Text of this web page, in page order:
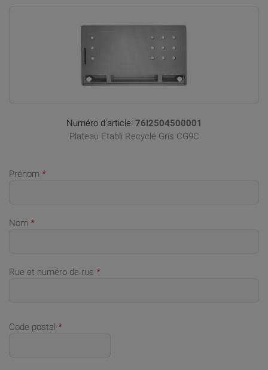
Numéro d’article: 76I2504500001
Plateau Etabli Recyclé Gris CG9C
Prénom *
Nom *
Rue et numéro de rue *
Code postal *